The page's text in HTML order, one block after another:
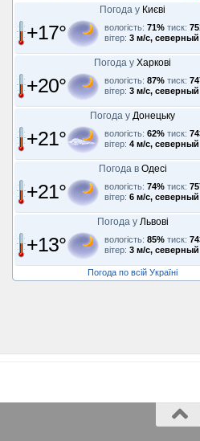
Погода у Києві
+17° вологість: 71% тиск:
вітер: 3 м/с, северный
Погода у Харкові
+20° вологість: 87% тиск:
вітер: 3 м/с, северный
Погода у Донецьку
+21° вологість: 62% тиск:
вітер: 4 м/с, северный
Погода в Одесі
+21° вологість: 74% тиск:
вітер: 6 м/с, северный
Погода у Львові
+13° вологість: 85% тиск:
вітер: 3 м/с, северный
Погода по всій Україні